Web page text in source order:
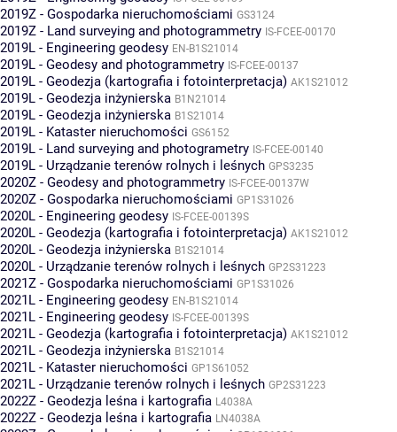
2019Z - Gospodarka nieruchomościami GS3124
2019Z - Land surveying and photogrammetry IS-FCEE-00170
2019L - Engineering geodesy EN-B1S21014
2019L - Geodesy and photogrammetry IS-FCEE-00137
2019L - Geodezja (kartografia i fotointerpretacja) AK1S21012
2019L - Geodezja inżynierska B1N21014
2019L - Geodezja inżynierska B1S21014
2019L - Kataster nieruchomości GS6152
2019L - Land surveying and photogrametry IS-FCEE-00140
2019L - Urządzanie terenów rolnych i leśnych GPS3235
2020Z - Geodesy and photogrammetry IS-FCEE-00137W
2020Z - Gospodarka nieruchomościami GP1S31026
2020L - Engineering geodesy IS-FCEE-00139S
2020L - Geodezja (kartografia i fotointerpretacja) AK1S21012
2020L - Geodezja inżynierska B1S21014
2020L - Urządzanie terenów rolnych i leśnych GP2S31223
2021Z - Gospodarka nieruchomościami GP1S31026
2021L - Engineering geodesy EN-B1S21014
2021L - Engineering geodesy IS-FCEE-00139S
2021L - Geodezja (kartografia i fotointerpretacja) AK1S21012
2021L - Geodezja inżynierska B1S21014
2021L - Kataster nieruchomości GP1S61052
2021L - Urządzanie terenów rolnych i leśnych GP2S31223
2022Z - Geodezja leśna i kartografia L4038A
2022Z - Geodezja leśna i kartografia LN4038A